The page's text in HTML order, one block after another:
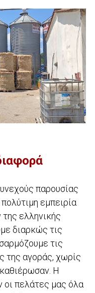
παρουσίας
εμπειρία
ελληνικής
διαρκώς τις
τις
της αγοράς, χωρίς
Η
οι πελάτες μας όλα